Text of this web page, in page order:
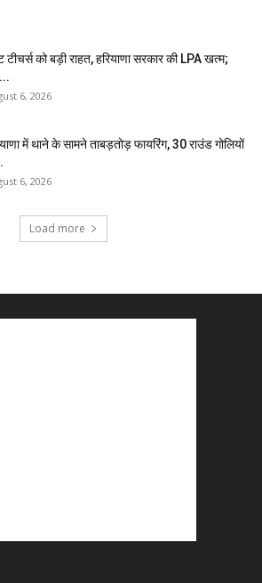
टीचर्स को बड़ी राहत, हरियाणा सरकार की LPA खत्म;
6, 2026
में थाने के सामने ताबड़तोड़ फायरिंग, 30 राउंड गोलियों
6, 2026
Load more